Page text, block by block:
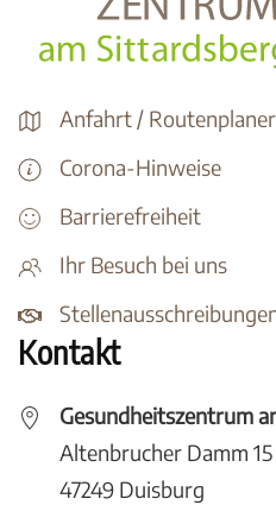
Anfahrt / Routenplaner
Corona-Hinweise
Barrierefreiheit
Ihr Besuch bei uns
Kontakt
Gesundheitszentrum
Altenbrucher Damm 15
47249 Duisburg